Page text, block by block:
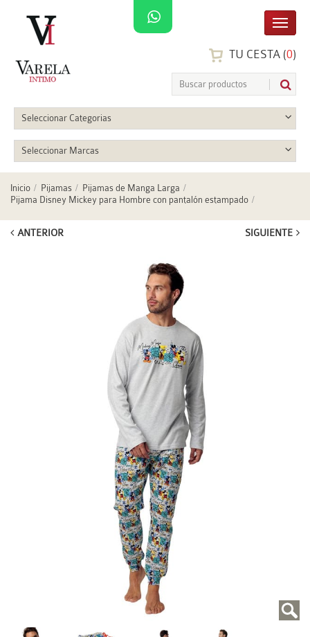
TU CESTA (0)
Seleccionar Categorias
Seleccionar Marcas
Inicio Pijamas
Pijamas de Manga Larga
Pijama Disney Mickey para Hombre con pantalón estampado
ANTERIOR SIGUIENTE